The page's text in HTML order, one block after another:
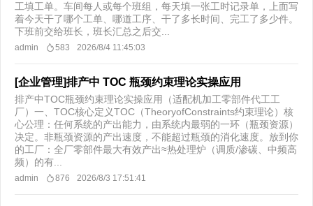
工填工单。车间每人或每个班组，每天填一张工时记录单，上面写
着今天干了哪个工单、哪道工序、干了多长时间、完工了多少件。
下班前交给班长，班长汇总之后交...
admin 583 2026/8/4 11:45:03
[企业管理]排产中 TOC 瓶颈约束理论实操应用
排产中TOC瓶颈约束理论实操应用（适配机加工零部件代工工
厂）一、TOC核心定义TOC（TheoryofConstraints约束理论）核
心公理：任何系统的产出能力，由系统内最弱的一环（瓶颈资源）
决定。非瓶颈资源的产出速度，不能超过瓶颈的消化速度。放到你
的工厂：全厂零部件最大有效产出≈热处理炉（调质/渗碳、中频高
频）的有...
admin 876 2026/8/3 17:51:41